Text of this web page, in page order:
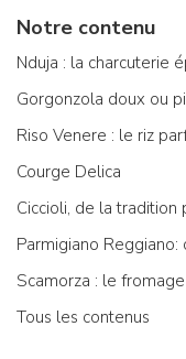
Notre contenu
Nduja : la charcuterie
Gorgonzola doux ou
Riso Venere : le riz
Courge Delica
Ciccioli, de la tradition
Parmigiano
Scamorza : le fromage
Tous les contenus